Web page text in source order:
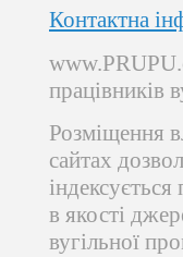
Контактна
працівників
Розміщення
сайтах
в якості
вугільної